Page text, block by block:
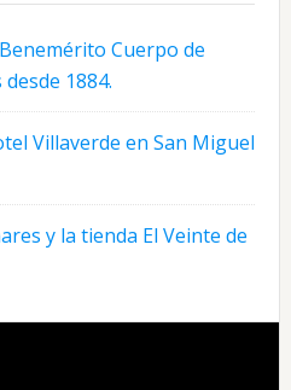
Cuerpo de
1884.
Villaverde en San Miguel
y la tienda El Veinte de